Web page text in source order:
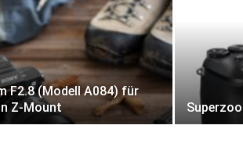
F2.8 (Modell A084) für
Z-Mount